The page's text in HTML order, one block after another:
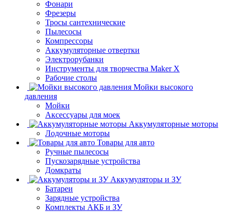
Фонари
Фрезеры
Тросы сантехнические
Пылесосы
Компрессоры
Аккумуляторные отвертки
Электрорубанки
Инструменты для творчества Maker X
Рабочие столы
Мойки высокого
давления
Мойки
Аксессуары для моек
Аккумуляторные моторы
Лодочные моторы
Товары для авто
Ручные пылесосы
Пускозарядные устройства
Домкраты
Аккумуляторы и ЗУ
Батареи
Зарядные устройства
Комплекты АКБ и ЗУ